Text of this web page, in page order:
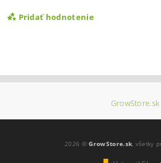
Pridať hodnotenie
GrowStore.sk
2026 ©GrowStore.sk, všetky